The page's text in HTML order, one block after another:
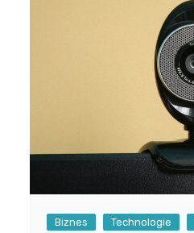
Biznes Technologie